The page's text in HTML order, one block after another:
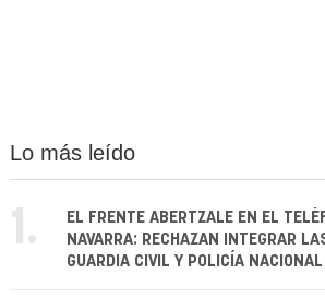
Lo más leído
1.
EL FRENTE ABERTZALE EN EL
NAVARRA: RECHAZAN INTEGRAR
GUARDIA CIVIL Y POLICÍA NACIONAL